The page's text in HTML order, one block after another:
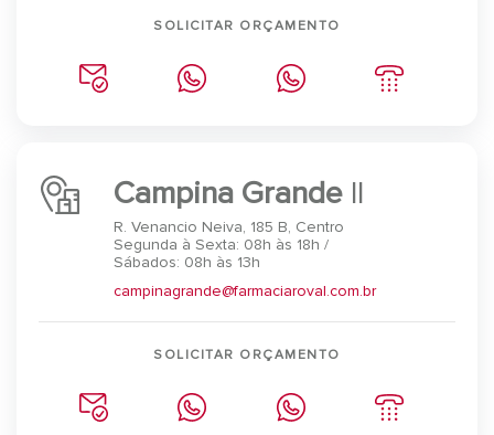
SOLICITAR ORÇAMENTO
Campina Grande II
R. Venancio Neiva, 185 B, Centro
Segunda à Sexta: 08h às 18h /
Sábados: 08h às 13h
campinagrande@farmaciaroval.com.br
SOLICITAR ORÇAMENTO